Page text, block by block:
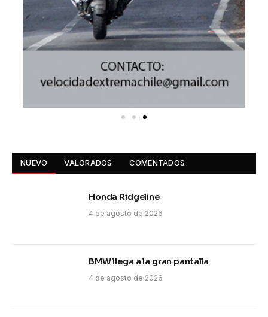
NUEVO VALORADOS COMENTADOS
Honda Ridgeline
4 de agosto de 2026
BMW llega a la gran pantalla
4 de agosto de 2026